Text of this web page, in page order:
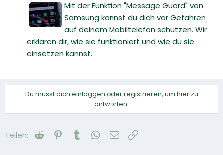
Mit der Funktion "Message Guard" von
Samsung kannst du dich vor Gefahren
auf deinem Mobiltelefon schützen. Wir
erklären dir, wie sie funktioniert und wie du sie
einsetzen kannst.
Du musst dich einloggen oder registrieren, um hier zu
antworten.
Teilen: Reddit Pinterest
Tumblr WhatsApp
E-Mail